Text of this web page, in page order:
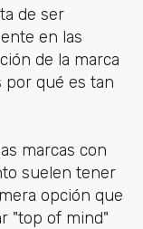
de ser
en las
de la marca
por qué es tan
marcas con
suelen tener
opción que
"top of mind"